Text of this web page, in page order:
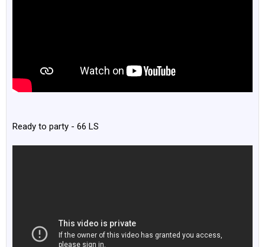
Ready to party - 66 LS